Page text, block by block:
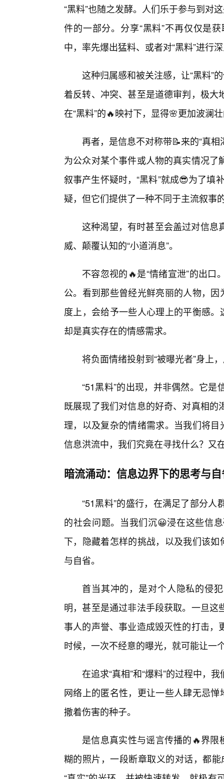
“黑料”也随之发酵。人们乐于参与到对
件的一部分。分享“黑料”不再仅仅是
中，率先爆出猛料、或者对“黑料”进行
这种归属感和被关注感，让“黑料”
着反转、冲突、甚至是道德审判，极
在“黑料”的🔥映衬下，显得🌸更加波澜
再者，是信息不对称带📝来的“真
为公众对某个事件或人物的真实情况
叙事产生怀疑时，“黑料”就成😎为了填
疑，但它们提供了一种不同于主流叙事
这种渴望，有时甚至会盖过对信息
威、颠覆认知的“小道消息”。
不容忽视的🔥是“情绪宣泄”的出
公。看到那些曾经光鲜亮丽的人物，
度上，会给予一些人心理上的平衡感
却是真实存在的情感需求。
将负面情绪投射到“被曝光者”身上
“51黑料”的出现，并非偶然。它
既展现了我们对信息的好奇、对真相
理，以及复杂的情绪需求。当我们将
信息洪流中，我们究竟在寻找什么？又
暗流涌动：信息边界下的思考与
“51黑料”的盛行，在满足了部分
的社会问题。当我们沉😀浸在这些信
下，隐藏着怎样的挑战，以及我们该
与自省。
首当其冲的，是对个人隐私的侵
明，甚至是通过非法手段获取。一旦
事人的声誉、事业造成毁灭性的打击
时候，一次不经意的曝光，就可能让一
在追求“真相”和“爆料”的过程中，
网络上的匿名性，更让一些人肆无忌
撒着伤害的种子。
是信息真实性与谣言传播的🔥界限
糊的照片，一段断章取义的对话，都能